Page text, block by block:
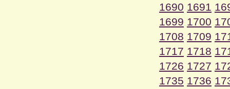
1690 1691
1699 1700
1708 1709
1717 1718
1726 1727
1735 1736